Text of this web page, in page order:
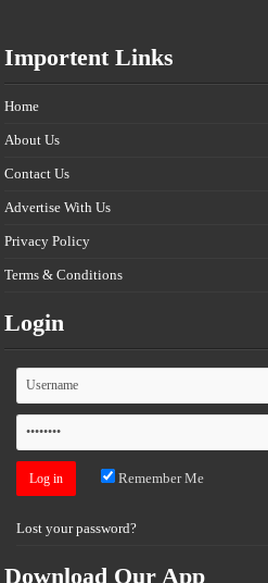
Importent Links
Home
About Us
Contact Us
Advertise With Us
Privacy Policy
Terms & Conditions
Login
Remember Me
Lost your password?
Download Our App